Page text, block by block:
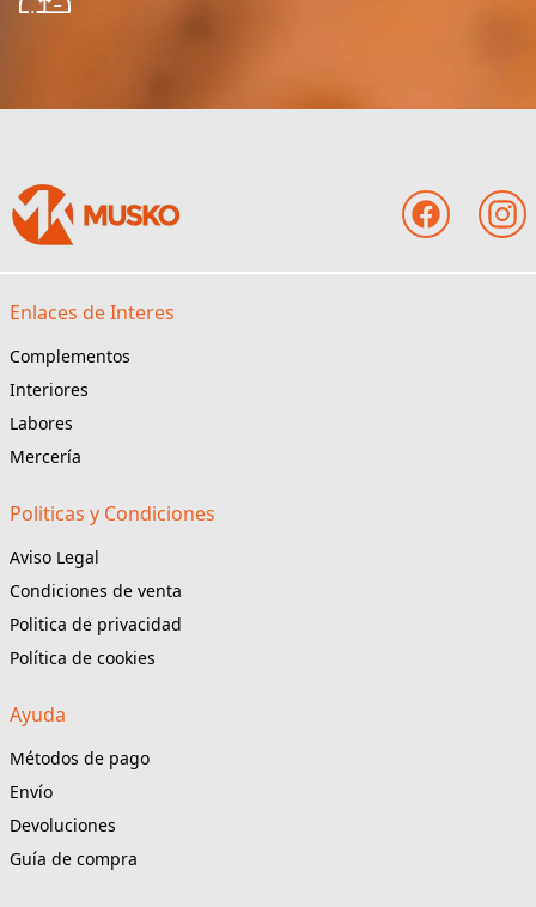
Enlaces de Interes
Complementos
Interiores
Labores
Mercería
Politicas y Condiciones
Aviso Legal
Condiciones de venta
Politica de privacidad
Política de cookies
Ayuda
Métodos de pago
Envío
Devoluciones
Guía de compra